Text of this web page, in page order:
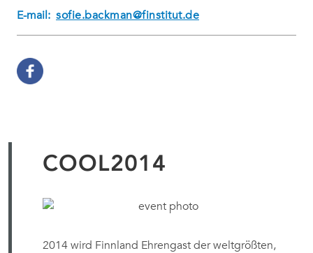
E-mail: sofie.backman@finstitut.de
COOL2014
2014 wird Finnland Ehrengast der weltgrößten,